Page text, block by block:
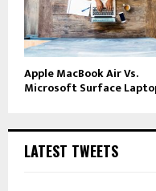
Apple MacBook Air Vs.
Microsoft Surface
LATEST TWEETS